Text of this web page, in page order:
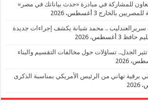
للمشاركة في مبادرة «حدث بياناتك في مصر»
للمصريين بالخارج 3 أغسطس، 2026
سريرالعندليب .. محمد شبانة يكشف إجراءات جديدة
حافظ 3 أغسطس، 2026
الجدل.. تساؤلات حول مخالفات التقسيم والبناء
برقية تهاني من الرئيس الأمريكي بمناسبة الذكرى